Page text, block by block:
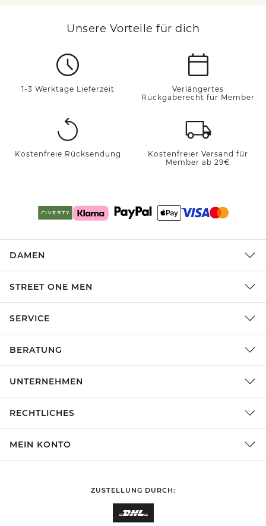
Unsere Vorteile für dich
1-3 Werktage Lieferzeit
Verlängertes
Rückgaberecht für Member
Kostenfreie Rücksendung
Kostenfreier Versand für
Member ab 29€
DAMEN
STREET ONE MEN
SERVICE
BERATUNG
UNTERNEHMEN
RECHTLICHES
MEIN KONTO
ZUSTELLUNG DURCH: